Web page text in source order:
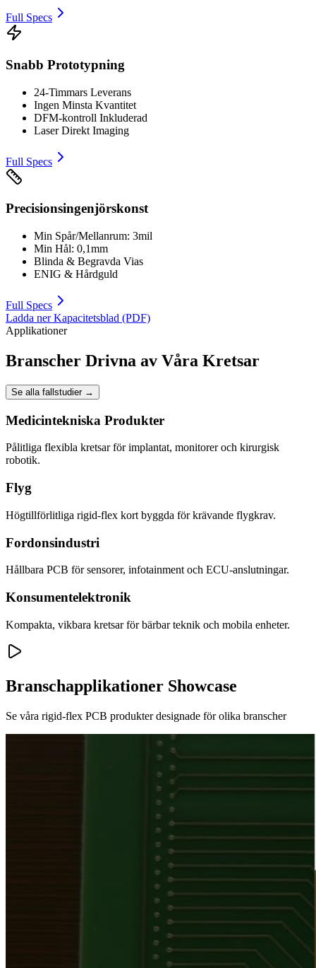
Full Specs
Snabb Prototypning
24-Timmars Leverans
Ingen Minsta Kvantitet
DFM-kontroll Inkluderad
Laser Direkt Imaging
Full Specs
Precisionsingenjörskonst
Min Spår/Mellanrum: 3mil
Min Hål: 0,1mm
Blinda & Begravda Vias
ENIG & Hårdguld
Full Specs
Ladda ner Kapacitetsblad (PDF)
Applikationer
Branscher Drivna av Våra Kretsar
Se alla fallstudier →
Medicintekniska Produkter
Pålitliga flexibla kretsar för implantat, monitorer och kirurgisk
robotik.
Flyg
Högtillförlitliga rigid-flex kort byggda för krävande flygkrav.
Fordonsindustri
Hållbara PCB för sensorer, infotainment och ECU-anslutningar.
Konsumentelektronik
Kompakta, vikbara kretsar för bärbar teknik och mobila enheter.
Branschapplikationer Showcase
Se våra rigid-flex PCB produkter designade för olika branscher